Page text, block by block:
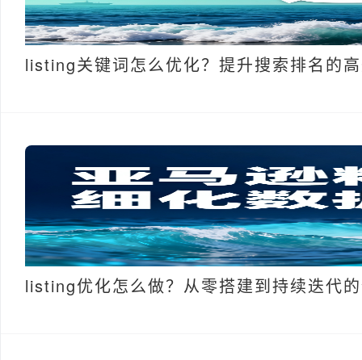
listing关键词怎么优化？提升搜索排名的
listing优化怎么做？从零搭建到持续迭代